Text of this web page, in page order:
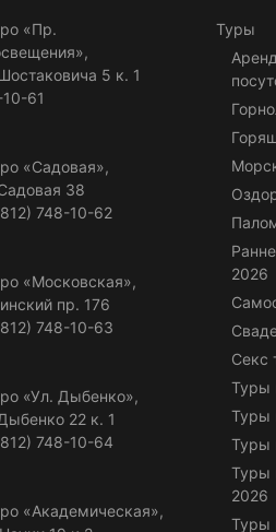
«Пр.
5 к. 1
61
«Садовая»,
38
748-10-62
«Московская»,
пр. 176
748-10-63
«Ул. Дыбенко»,
22 к. 1
748-10-64
«Академическая»,
Туры
2026
Секс
Туры
Туры
Туры
Туры
2026
Туры